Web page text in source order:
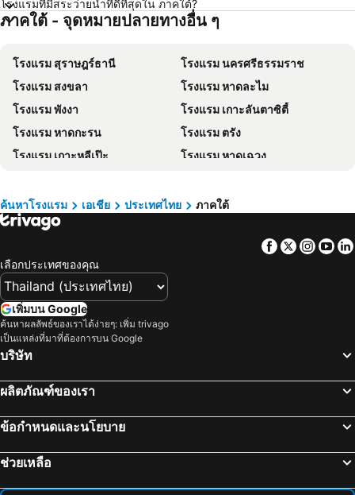
โรงแรม เวียงจันทน์
โรงแรม เกาะสมุย
โรงแรม ภาคตะวันออกเฉียงเหนือ
โรงแรม Schaffhausen
โรงแรม มาเก๊า
โรงแรม ไทเป
โรงแรม ทัสคานี
โรงแรม บาหลี
โรงแรม คาเมรอนไฮแลนด์
โรงแรม จอร์เจีย
โรงแรม ลักเซมเบิร์ก
โรงแรม มัลดีฟส์
โรงแรม ซาโมส
โรงแรม ภาคใต้
โรงแรม ลิกูเรีย
โรงแรมที่มีสระว่ายน้ำที่ดีที่สุดใน ภาคใต้?
ภาคใต้ - จุดหมายปลายทางอื่น ๆ
โรงแรม สุราษฎร์ธานี
โรงแรม นครศรีธรรมราช
โรงแรม สงขลา
โรงแรม หาดละไม
โรงแรม พังงา
โรงแรม เกาะลันตาซิตี้
โรงแรม หาดกะรน
โรงแรม ตรัง
โรงแรม เกาะหลีเป๊ะ
โรงแรม หาดเฉวง
โรงแรม หาดกะตะ
โรงแรม ระนอง
โรงแรม หาดกมลา
โรงแรม หาดในยาง
โรงแรม หาดบ่อผุด
โรงแรม เคปพันวา
โรงแรม คลองม่วง
โรงแรม สตูล
โรงแรม อ่าวฉลอง
โรงแรม ปัตตานี
โรงแรม เกาะยาวใหญ่
โรงแรม ยะลา
โรงแรม หาดนาเทียน
โรงแรม เกาะยาวน้อย
ค้นหาโรงแรม เอเชีย ประเทศไทย ภาคใต้
Facebook
Twitter
เลือกประเทศของคุณ
เพิ่มบน Google
ค้นหาผลลัพธ์ของเราได้ง่ายๆ: เพิ่ม trivago
เป็นแหล่งที่มาที่ต้องการบน Google
บริษัท
ผลิตภัณฑ์ของเรา
ข้อกำหนดและนโยบาย
ช่วยเหลือ